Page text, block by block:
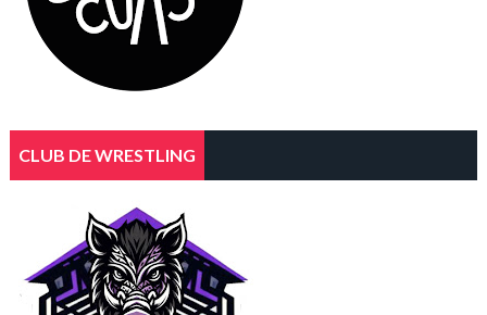
CLUB DE WRESTLING